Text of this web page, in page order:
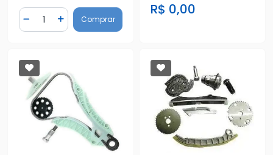
Diminuir Quantidade
Quantidade
Adicionar Quantidade
Comprar
R$ 0,00